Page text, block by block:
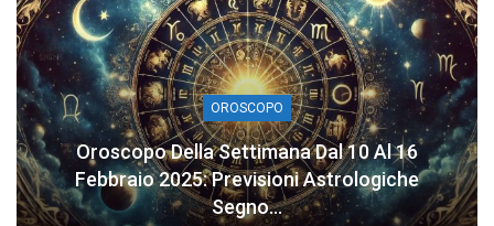
OROSCOPO
Oroscopo Della Settimana Dal 10 Al 16
Febbraio 2025: Previsioni Astrologiche
Segno…